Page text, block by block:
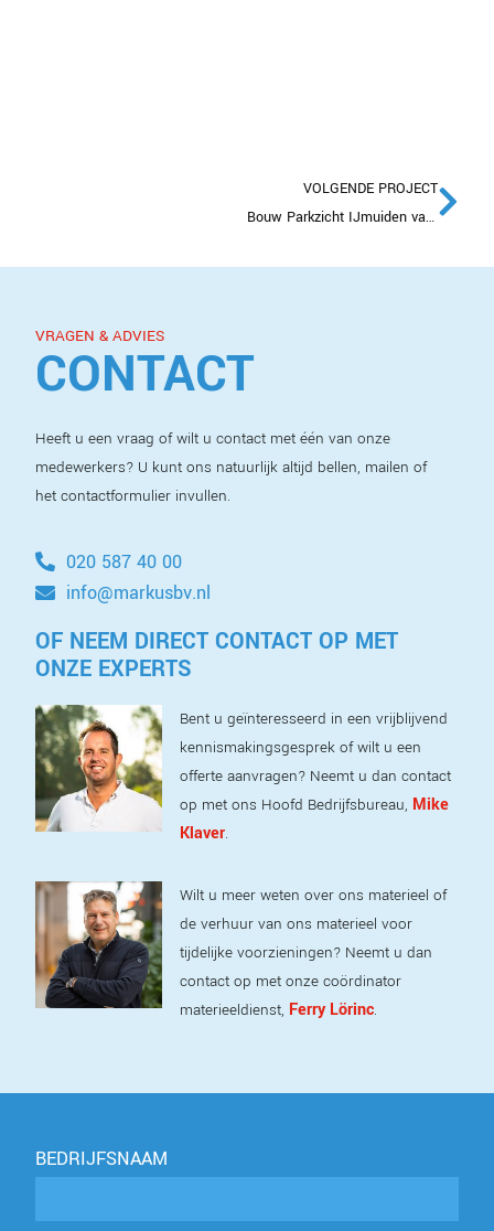
VOLGENDE PROJECT
Bouw Parkzicht IJmuiden van start
VRAGEN & ADVIES
CONTACT
Heeft u een vraag of wilt u contact met één van onze
medewerkers? U kunt ons natuurlijk altijd bellen, mailen of
het contactformulier invullen.
020 587 40 00
info@markusbv.nl
OF NEEM DIRECT CONTACT OP MET
ONZE EXPERTS
Bent u geïnteresseerd in een vrijblijvend
kennismakingsgesprek of wilt u een
offerte aanvragen? Neemt u dan contact
op met ons Hoofd Bedrijfsbureau, Mike
Klaver.
Wilt u meer weten over ons materieel of
de verhuur van ons materieel voor
tijdelijke voorzieningen? Neemt u dan
contact op met onze coördinator
materieeldienst, Ferry Lörinc.
BEDRIJFSNAAM